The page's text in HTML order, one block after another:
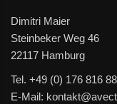
Dimitri Maier
Steinbeker Weg 46
22117 Hamburg
Tel. +49 (0) 176 816
E-Mail: